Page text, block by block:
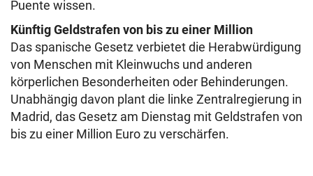
Puente wissen.
Künftig Geldstrafen von bis zu einer Million
Das spanische Gesetz verbietet die Herabwürdigung
von Menschen mit Kleinwuchs und anderen
körperlichen Besonderheiten oder Behinderungen.
Unabhängig davon plant die linke Zentralregierung in
Madrid, das Gesetz am Dienstag mit Geldstrafen von
bis zu einer Million Euro zu verschärfen.